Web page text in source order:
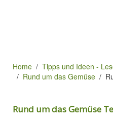
Home
Tipps und Ideen -
Rund um das Gemüse
Rund um das Gemüse